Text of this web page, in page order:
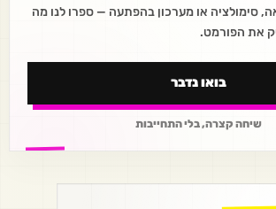
סימולציה או מערכון בהפתעה — ספרו לנו מה
את הפורמט.
בואו נדבר
שיחה קצרה, בלי התחייבות